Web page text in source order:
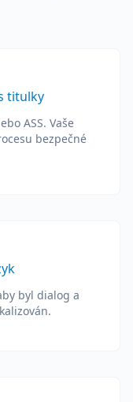
titulky
ASS. Vaše
bezpečné
byl dialog a